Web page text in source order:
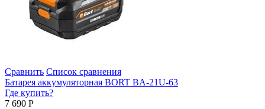
Сравнить Список сравнения
Батарея аккумуляторная BORT BA-21U-63
Где купить?
7 690 Р